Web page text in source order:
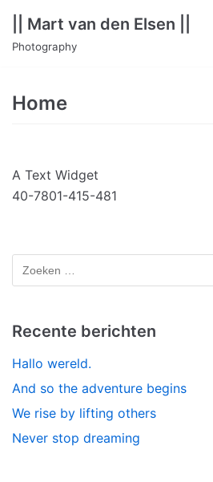
Meteen
naar
|| Mart van den Elsen ||
Photography
Home
A Text Widget
40-7801-415-481
Recente berichten
Hallo wereld.
And so the adventure begins
We rise by lifting others
Never stop dreaming